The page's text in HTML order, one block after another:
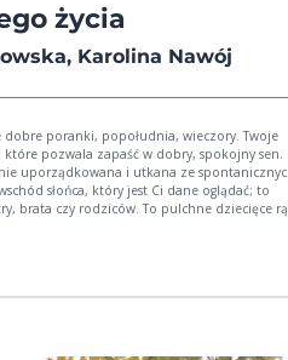
życia
Karolina Nawój
pozwala zapaść w dobry, spokojny sen. Dobre
uporządkowana i utkana ze
słońca, który jest Ci dane oglądać; to
brata czy rodziców. To pulchne dziecięce
to Twoje emocje, głupie i poważne myśli,
planem B, gotowym do wdrożenia w razie